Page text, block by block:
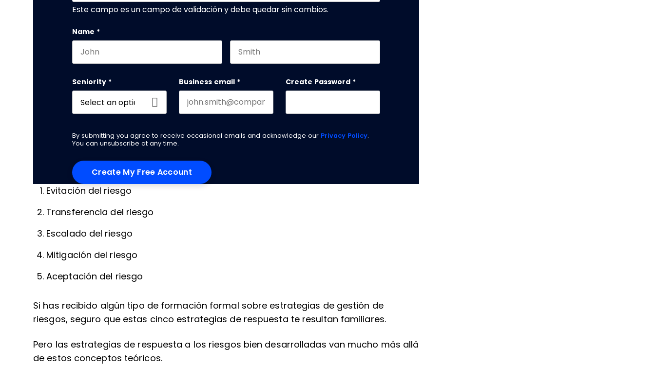
Este campo es un campo de validación y debe quedar sin cambios.
Name *
Seniority * Business email * Create Password *
By submitting you agree to receive occasional emails and acknowledge our Privacy Policy.
You can unsubscribe at any time.
Evitación del riesgo
Transferencia del riesgo
Escalado del riesgo
Mitigación del riesgo
Aceptación del riesgo
Si has recibido algún tipo de formación formal sobre estrategias de gestión de
riesgos, seguro que estas cinco estrategias de respuesta te resultan familiares.
Pero las estrategias de respuesta a los riesgos bien desarrolladas van mucho más allá
de estos conceptos teóricos.